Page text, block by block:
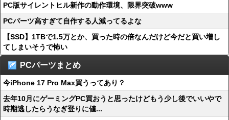
PC版サイレントヒル新作の動作環境、限界突破www
PCパーツ高すぎて自作する人減ってるよな
【SSD】1TBで1.5万とか、買った時の倍なんだけど今だと買い増し
てしまいそうで怖い
PCパーツまとめ
今iPhone 17 Pro Max買うってあり？
去年10月にゲーミングPC買おうと思ったけどもう少し後でいいやで
時期逃したらうなぎ登りに値...